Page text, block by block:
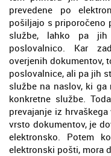
prevedene po
pošiljajo s priporočeno
službe, lahko pa
poslovalnico. Kar
overjenih dokumentov,
poslovalnice, ali pa jih
službe na naslov, ki
konkretne službe.
prevajanje iz
vrsto dokumentov, je
elektronsko. Potem
elektronski pošti, mora